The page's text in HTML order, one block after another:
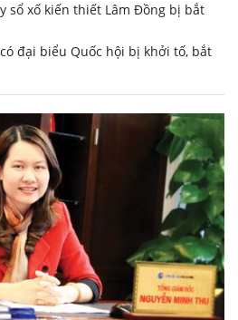
sổ xố kiến thiết Lâm Đồng bị bắt
đại biểu Quốc hội bị khởi tố, bắt